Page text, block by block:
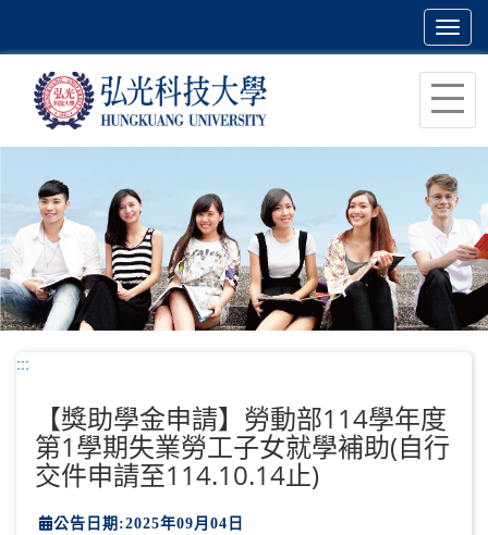
主
容
區
塊
:::
【獎助學金申請】勞動部114學年度
第1學期失業勞工子女就學補助(自行
交件申請至114.10.14止)
公告日期:2025年09月04日